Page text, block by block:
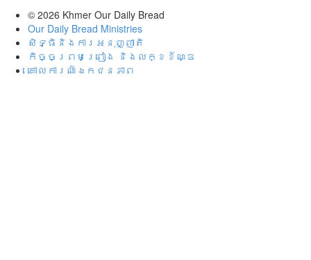
© 2026 Khmer Our Daily Bread
Our Daily Bread Ministries
សិទ្ធិនិងការអនុញ្ញាតិ
កិច្ចព្រមព្រៀង និងលក្ខខ៍ណ្ឌ
គោល​ការណ៍​ឯ​ក​ជន​ភាព